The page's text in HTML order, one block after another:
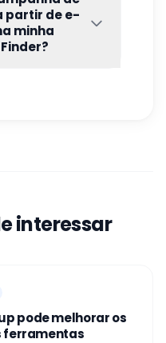
ver quando é
ser renovados:
partir de e-
minha
interessar
pode melhorar os
ferramentas